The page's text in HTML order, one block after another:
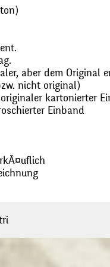
aber dem Original
nicht original)
kartonierter
Einband